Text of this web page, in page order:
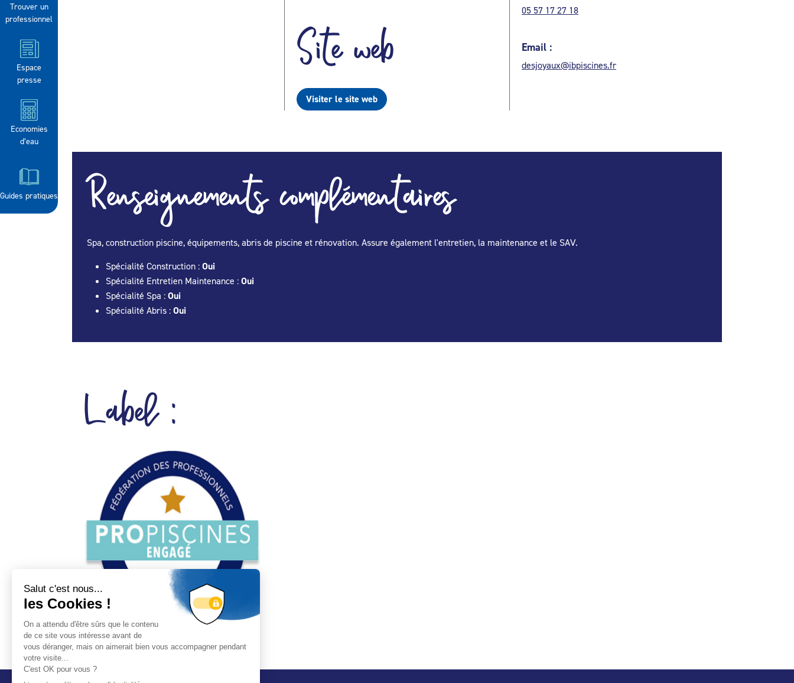
Trouver un
professionnel
Espace
presse
Economies
d’eau
Guides pratiques
Site web
Visiter le site web
05 57 17 27 18
Email :
desjoyaux@ibpiscines.fr
Renseignements complémentaires
Spa, construction piscine, équipements, abris de piscine et rénovation. Assure également l'entretien, la maintenance et le SAV.
Spécialité Construction : Oui
Spécialité Entretien Maintenance : Oui
Spécialité Spa : Oui
Spécialité Abris : Oui
Label :